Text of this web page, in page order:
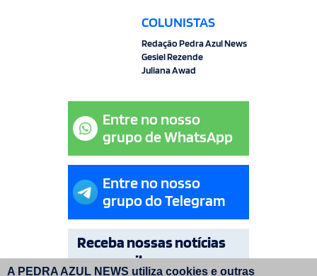
COLUNISTAS
Redação Pedra Azul News
Gesiel Rezende
Juliana Awad
Entre no nosso
grupo de WhatsApp
Entre no nosso
grupo do Telegram
Receba nossas notícias
por e-mail
A PEDRA AZUL NEWS utiliza cookies e outras